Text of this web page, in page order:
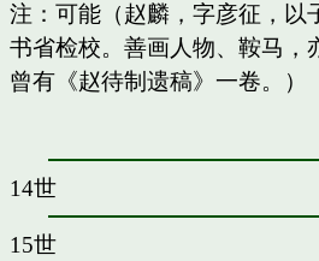
注：可能（赵麟，字彦征，以
书省检校。善画人物、鞍马，
曾有《赵待制遗稿》一卷。）
14世
15世